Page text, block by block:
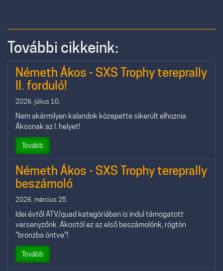
További cikkeink:
Németh Ákos - SXS Trophy tereprally
II. forduló!
2026. július 10.
Nem akármilyen kalandok közepette sikerült elhoznia
Ákosnak az I. helyet!
Tovább
Németh Ákos - SXS Trophy tereprally
beszámoló
2026. március 25.
Idei évtől ATV/quad kategóriában is indul támogatott
versenyzőnk. Ákostól ez az első beszámolónk, rögtön
"bronzba öntve"!
Tovább